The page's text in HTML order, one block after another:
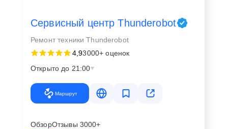
Сервисный центр Thunderobot
Ремонт техники Thunderobot
4,93000+ оценок
Открыто до 21:00
Маршрут
ОбзорОтзывы 3000+